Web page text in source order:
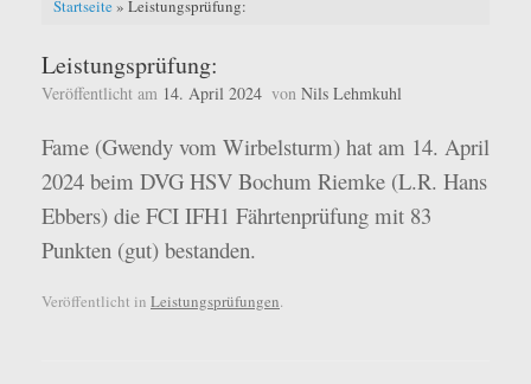
Startseite» Leistungsprüfung:
Leistungsprüfung:
Veröffentlicht am 14. April 2024 von Nils Lehmkuhl
Fame (Gwendy vom Wirbelsturm) hat am 14. April
2024 beim DVG HSV Bochum Riemke (L.R. Hans
Ebbers) die FCI IFH1 Fährtenprüfung mit 83
Punkten (gut) bestanden.
Veröffentlicht in Leistungsprüfungen.